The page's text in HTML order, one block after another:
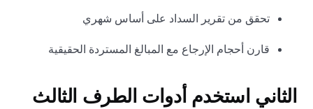
تحقق من تقرير السداد على أساس شهري
قارن أحجام الإرجاع مع المبالغ المستردة الحقيقية
الثاني استخدم أدوات الطرف الثالث